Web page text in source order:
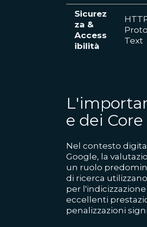
Sicurez
za &
Access
ibilità
Text
e dei
Nel contesto
Google, la
un ruolo
di ricerca
per
eccellenti
penalizzazioni